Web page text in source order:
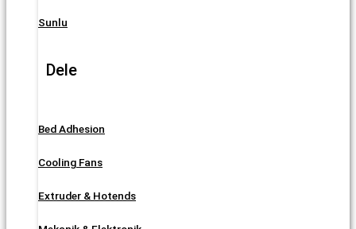
Sunlu
Dele
Bed Adhesion
Cooling Fans
Extruder & Hotends